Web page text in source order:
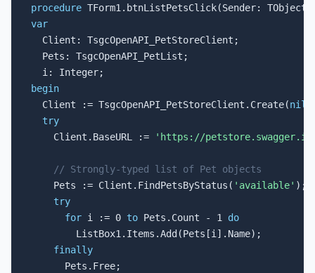
procedure
var
Client: TsgcOpenAPI_PetStoreClient;
  Pets: TsgcOpenAPI_PetList;
begin
Client := TsgcOpenAPI_PetStoreClient.Create(nil
try
    Client.BaseURL :=
'https://
// Strongly-typed list of Pet objects
    Pets := Client.FindPetsByStatus(
'available' );
try
for i := 0 to Pets.Count - 1 do
        ListBox1.Items.Add(Pets[i].Name);
finally
      Pets.Free;